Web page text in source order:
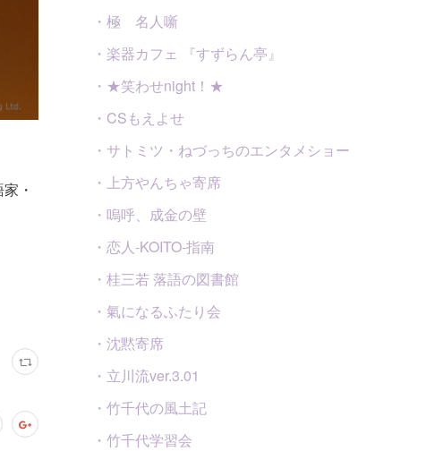
・極 名人噺
・楽器カフェ 『すずらん亭』
・★笑わせnight！★
・CSもえよせ
・サトミツ・ねづっちのエンタメショー
・上方やんちゃ寄席
・嗚呼、成金の壁
・恋人-KOITO-指南
・桂三若 落語の図書館
・氣になるふたり会
・沈黙寄席
・立川流ver.3.01
・竹千代の風土記
・竹千代学習会